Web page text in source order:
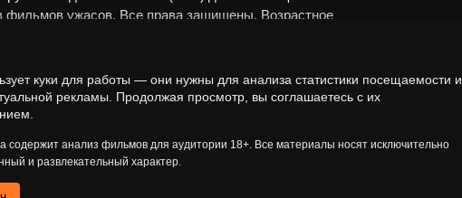
фильмов ужасов. Все права защищены. Возрастное
представлены исключительно в развлекательных
целях. Мы не пропагандируем запрещённые
анализируем художественные произведения в рамках
куки для работы — они нужны для анализа статистики посещаемости и
рекламы. Продолжая просмотр, вы соглашаетесь с их
содержит анализ фильмов для аудитории 18+. Все материалы носят исключительно
и развлекательный характер.